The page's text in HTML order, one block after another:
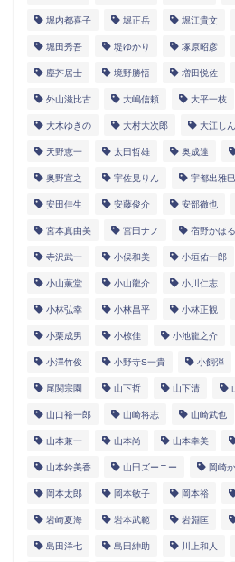
堀内都喜子 堀正岳 堀江貴文
堀田秀吾 堤ゆかり 塚原昭彦
塵芥居士 境野勝悟 増田悦佐
外山滋比古 大嶋信頼 大平一枝
大木ゆきの 大村大次郎 大江し
天野恵一 太田哲雄 奥成達
奥野宣之 宇佐見りん 宇都出雅巳
安田佳生 安藤俊介 安部徹也
宮本真由美 宮田ナノ 宿野かほる
寺沢武一 小俣和美 小垣佑一郎
小山薫堂 小山龍介 小川仁志
小林弘幸 小林昌平 小林正観
小栗成男 小椋佳 小池龍之介
小澤竹俊 小野寺S一貴 小飼弾
尾関宗園 山下哲 山下清
山口裕一郎 山崎将志 山崎武也
山本兼一 山本尚 山本幸美
山本鈴美香 山田ズーニー 岡崎
岡本太郎 岡本敏子 岡本裕
岩崎夏海 岩本武範 岩淵匡
島田洋七 島田紳助 川上和人